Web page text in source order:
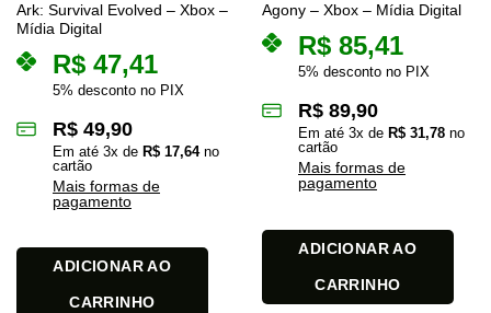
Ark: Survival Evolved – Xbox –
Mídia Digital
R$ 47,41
5% desconto no PIX
R$ 49,90
Em até 3x de R$ 17,64no
cartão
Mais formas de
pagamento
ADICIONAR AO
CARRINHO
Agony – Xbox – Mídia Digital
R$ 85,41
5% desconto no PIX
R$ 89,90
Em até 3x de R$ 31,78 no
cartão
Mais formas de
pagamento
ADICIONAR AO
CARRINHO